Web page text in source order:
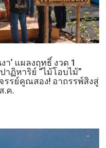
’ แผลงฤทธิ์ งวด 1
ฏิหาริย์ “ไม้โอบไม้”
รรย์คูณสอง! อาถรรพ์สิงสู่
.ค.​